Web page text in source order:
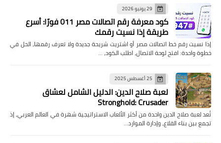
29 يونيو 2026
كود معرفة رقم اتصالات مصر 011 فورًا: أسرع
طريقة إذا نسيت رقمك
إذا نسيت رقم خط اتصالات مصر أو اشتريت شريحة جديدة ولا تعرف رقمها، الحل في
خطوة واحدة: افتح لوحة الاتصال، اطلب الكود، …
25 أغسطس 2025
لعبة صلاح الدين: الدليل الشامل لعشاق
Stronghold: Crusader
تُعد لعبة صلاح الدين واحدة من أكثر الألعاب الاستراتيجية شهرة في العالم العربي، إذ
تجمع بين بناء القلاع، وإدارة الموارد…